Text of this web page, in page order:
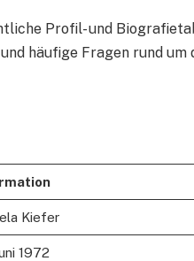
Profil- und
häufige Fragen rund um
Kiefer
1972